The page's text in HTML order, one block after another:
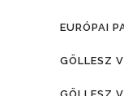
EURÓPAI
GÖLLESZ